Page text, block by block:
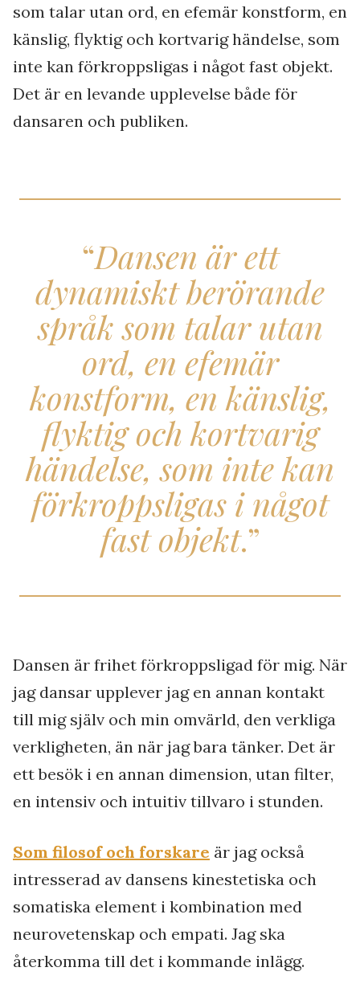
som talar utan ord, en efemär konstform, en
känslig, flyktig och kortvarig händelse, som
inte kan förkroppsligas i något fast objekt.
Det är en levande upplevelse både för
dansaren och publiken.
“Dansen är ett
dynamiskt berörande
språk som talar utan
ord, en efemär
konstform, en känslig,
flyktig och kortvarig
händelse, som inte kan
förkroppsligas i något
fast objekt.”
Dansen är frihet förkroppsligad för mig. När
jag dansar upplever jag en annan kontakt
till mig själv och min omvärld, den verkliga
verkligheten, än när jag bara tänker. Det är
ett besök i en annan dimension, utan filter,
en intensiv och intuitiv tillvaro i stunden.
Som filosof och forskare är jag också
intresserad av dansens kinestetiska och
somatiska element i kombination med
neurovetenskap och empati. Jag ska
återkomma till det i kommande inlägg.